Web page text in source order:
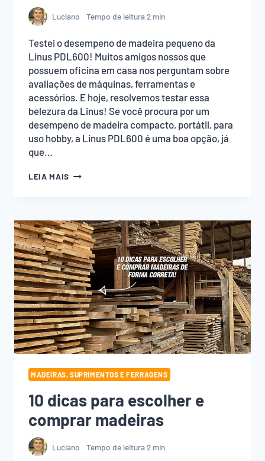
Luciano Tempo de leitura2 min
Testei o desempeno de madeira pequeno da
Linus PDL600! Muitos amigos nossos que
possuem oficina em casa nos perguntam sobre
avaliações de máquinas, ferramentas e
acessórios. E hoje, resolvemos testar essa
belezura da Linus! Se você procura por um
desempeno de madeira compacto, portátil, para
uso hobby, a Linus PDL600 é uma boa opção, já
que…
LEIA MAIS TESTEI
MADEIRA
PEQUENO
DA
LINUS
PDL600
MADEIRAS, SUPRIMENTOS E FERRAGENS
10 dicas para escolher e
comprar madeiras
Luciano Tempo de leitura2 min